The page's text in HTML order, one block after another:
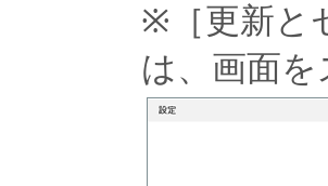
※［更新と
は、画面